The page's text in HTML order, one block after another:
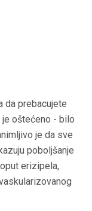
da prebacujete
je oštećeno - bilo
je da sve
poboljšanje
erizipela,